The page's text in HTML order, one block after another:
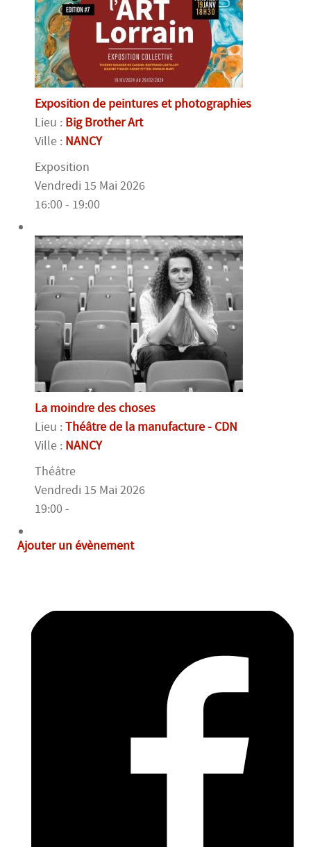
Exposition de peintures et photographies
Lieu : Big Brother Art
Ville : NANCY
Exposition
Vendredi 15 Mai 2026
16:00 - 19:00
La moindre des choses
Lieu : Théâtre de la manufacture - CDN
Ville : NANCY
Théâtre
Vendredi 15 Mai 2026
19:00 -
Ajouter un évènement